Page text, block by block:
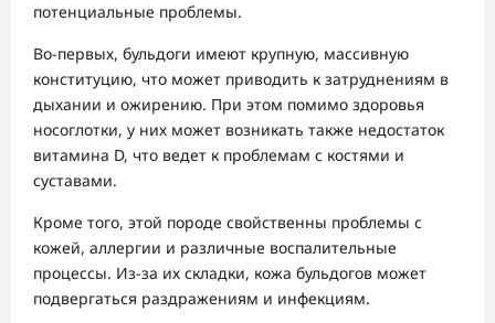
потенциальные проблемы.
Во-первых, бульдоги имеют крупную, массивную
конституцию, что может приводить к затруднениям в
дыхании и ожирению. При этом помимо здоровья
носоглотки, у них может возникать также недостаток
витамина D, что ведет к проблемам с костями и
суставами.
Кроме того, этой породе свойственны проблемы с
кожей, аллергии и различные воспалительные
процессы. Из-за их складки, кожа бульдогов может
подвергаться раздражениям и инфекциям.